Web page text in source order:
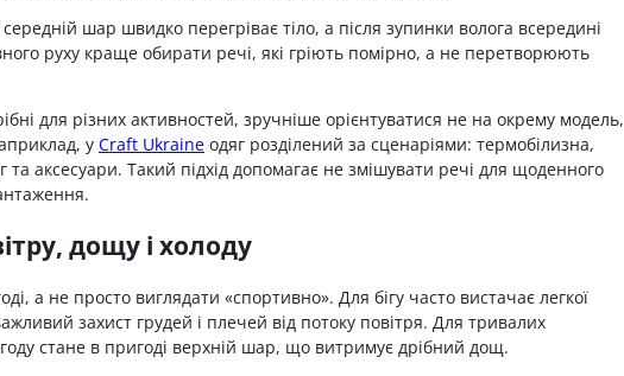
шар швидко перегріває тіло, а після зупинки волога всередині
руху краще обирати речі, які гріють помірно, а не перетворюють
для різних активностей, зручніше орієнтуватися не на окрему модель,
у Craft Ukraineодяг розділений за сценаріями: термобілизна,
та аксесуари. Такий підхід допомагає не змішувати речі для щоденного
дощу і холоду
а не просто виглядати «спортивно». Для бігу часто вистачає легкої
захист грудей і плечей від потоку повітря. Для тривалих
стане в пригоді верхній шар, що витримує дрібний дощ.